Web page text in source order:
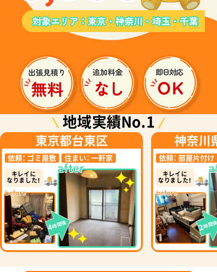
地域実績No.1
東京都台東区
依頼： ゴミ屋敷 住まい： 一軒家
キレイに
なりました！
4時間後
神奈川
依頼： 部屋片付け
キレイに
なりました！
2時間